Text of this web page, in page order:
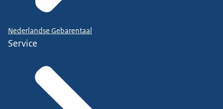
Nederlandse Gebarentaal
Service